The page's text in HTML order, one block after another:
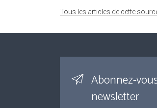
Tous les articles de cette
Abonnez-
newsletter